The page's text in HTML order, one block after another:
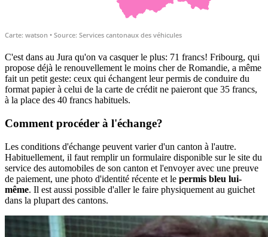
C'est dans au Jura qu'on va casquer le plus: 71 francs! Fribourg, qui
propose déjà le renouvellement le moins cher de Romandie, a même
fait un petit geste: ceux qui échangent leur permis de conduire du
format papier à celui de la carte de crédit ne paieront que 35 francs,
à la place des 40 francs habituels.
Comment procéder à l'échange?
Les conditions d'échange peuvent varier d'un canton à l'autre.
Habituellement, il faut remplir un formulaire disponible sur le site du
service des automobiles de son canton et l'envoyer avec une preuve
de paiement, une photo d'identité récente et le permis bleu lui-
même. Il est aussi possible d'aller le faire physiquement au guichet
dans la plupart des cantons.